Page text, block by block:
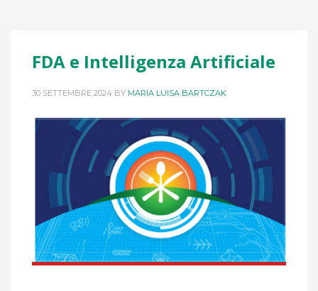
FDA e Intelligenza Artificiale
30 SETTEMBRE 2024 BY MARIA LUISA BARTCZAK